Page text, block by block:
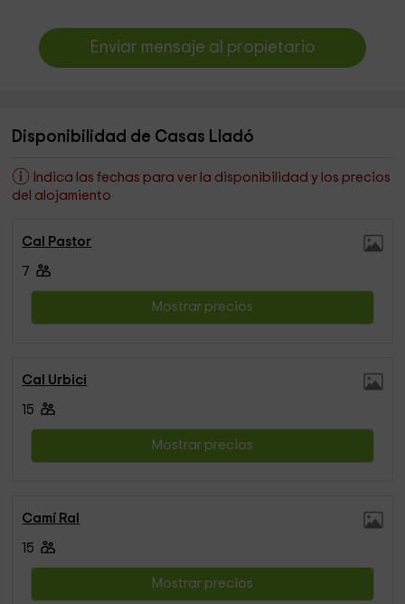
Enviar mensaje al propietario
Disponibilidad de Casas Lladó
Indica las fechas para ver la disponibilidad y los precios
del alojamiento
Cal Pastor
7
Mostrar precios
Cal Urbici
15
Mostrar precios
Camí Ral
15
Mostrar precios